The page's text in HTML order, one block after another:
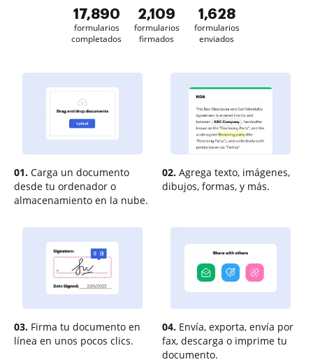
17,891
formularios
completados
2,109
formularios
firmados
1,628
formularios
enviados
01. Carga un documento
desde tu ordenador o
almacenamiento en la nube.
02. Agrega texto, imágenes,
dibujos, formas, y más.
03. Firma tu documento en
línea en unos pocos clics.
04. Envía, exporta, envía por
fax, descarga o imprime tu
documento.